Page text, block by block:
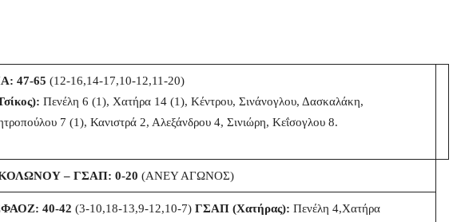
47-65 (12-16,14-17,10-12,11-20)
Πενέλη 6 (1), Χατήρα 14 (1), Κέντρου, Σινάνογλου, Δασκαλάκη,
7 (1), Κανιστρά 2, Αλεξάνδρου 4, Σινιώρη, Κεΐσογλου 8.
– ΓΣΑΠ: 0-20 (ΑΝΕΥ ΑΓΩΝΟΣ)
40-42 (3-10,18-13,9-12,10-7) ΓΣΑΠ (Χατήρας): Πενέλη 4,Χατήρα